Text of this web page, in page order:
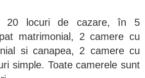
20 locuri de cazare, în 5
matrimonial, 2 camere cu
si canapea, 2 camere cu
simple. Toate camerele sunt